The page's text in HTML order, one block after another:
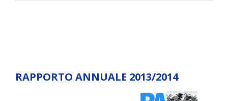
RAPPORTO ANNUALE 2013/2014